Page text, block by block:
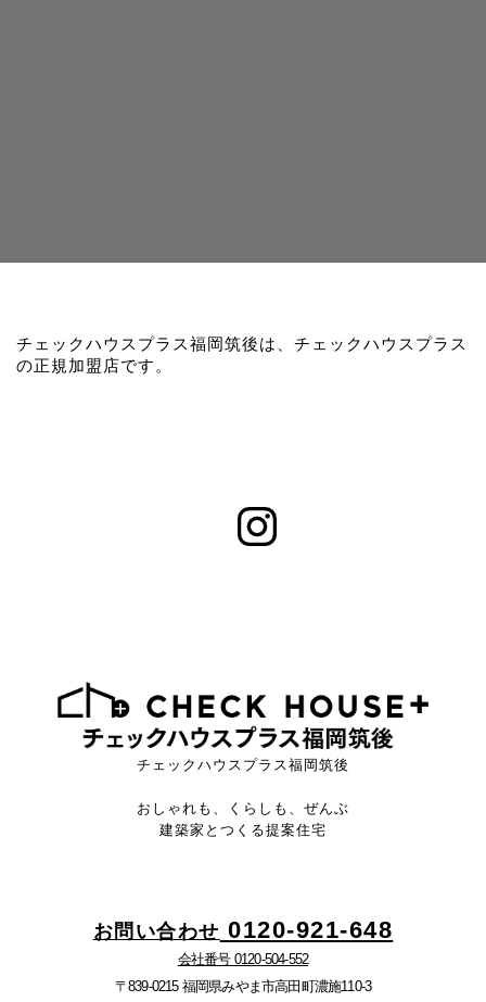
チェックハウスプラス福岡筑後は、チェックハウスプラス
の正規加盟店です。
チェックハウスプラス福岡筑後
おしゃれも、くらしも、ぜんぶ
建築家とつくる提案住宅
お問い合わせ 0120-921-648
会社番号 0120-504-552
〒839-0215 福岡県みやま市高田町濃施110-3